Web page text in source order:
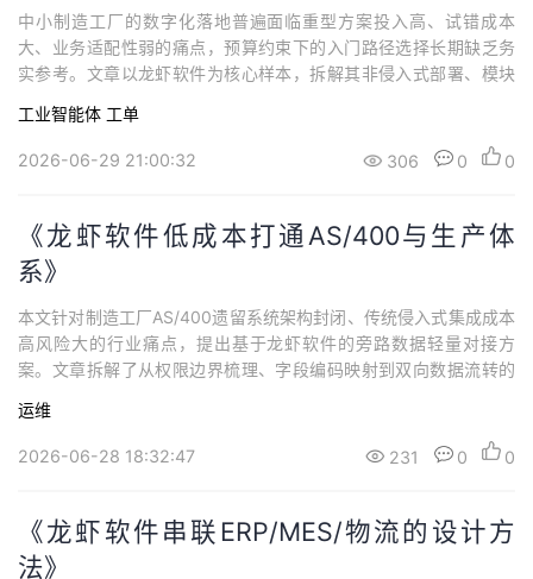
程
认
的
我
支
持
声
建
中小制造工厂的数字化落地普遍面临重型方案投入高、试错成本
大、业务适配性弱的痛点，预算约束下的入门路径选择长期缺乏务
实参考。文章以龙虾软件为核心样本，拆解其非侵入式部署、模块
单订单成本核算三大核心场景的落地思路。
工业智能体 工单
2026-06-29 21:00:32 306 0 0
《龙虾软件低成本打通AS/400与生产体
系》
本文针对制造工厂AS/400遗留系统架构封闭、传统侵入式集成成本
高风险大的行业痛点，提出基于龙虾软件的旁路数据轻量对接方
案。文章拆解了从权限边界梳理、字段编码映射到双向数据流转的
险控制设计，对比了该方案与传统定制开发在投入成本、运维效率
上的显著差异。该方案无需改造老系统核心逻辑，以极低投入盘活
运维
2026-06-28 18:32:47 231 0 0
《龙虾软件串联ERP/MES/物流的设计方
法》